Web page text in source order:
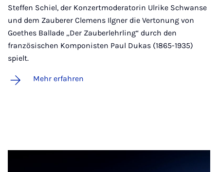
Steffen Schiel, der Konzertmoderatorin Ulrike Schwanse
und dem Zauberer Clemens Ilgner die Vertonung von
Goethes Ballade „Der Zauberlehrling“ durch den
französischen Komponisten Paul Dukas (1865-1935)
spielt.
Mehr erfahren